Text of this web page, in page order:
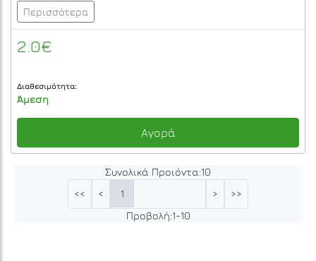
Περισσότερα
2.0€
Διαθεσιμότητα:
Άμεση
Αγορά
Συνολικά Προιόντα:10
<<
< 1 >
>>
Προβολή:1-10